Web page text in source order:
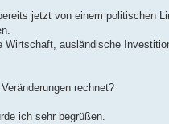
jetzt von einem politischen
ausländische
rechnet?
ich sehr begrüßen.